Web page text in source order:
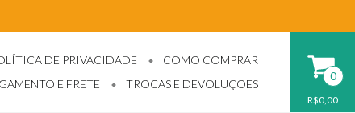
DE PRIVACIDADE
COMO COMPRAR
E FRETE
TROCAS E DEVOLUÇÕES
0
R$0,00